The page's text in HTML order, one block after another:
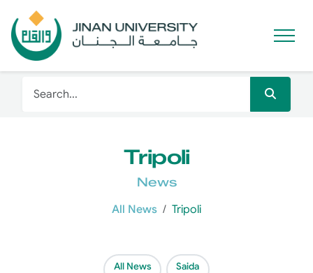
Tripoli
News
All News Tripoli
All News Saida